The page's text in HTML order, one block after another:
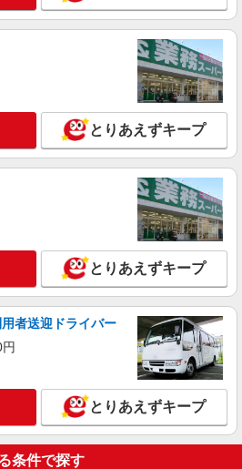
とりあえずキープ
とりあえずキープ
者送迎ドライバー
とりあえずキープ
条件で探す